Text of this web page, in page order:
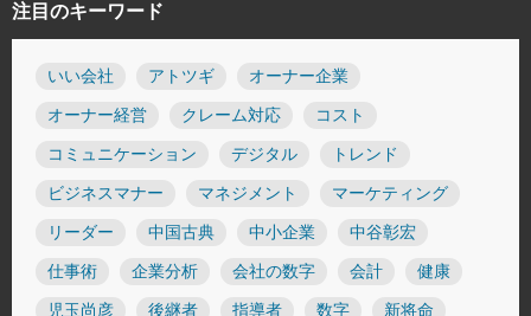
注目のキーワード
いい会社 アトツギ オーナー企業
オーナー経営 クレーム対応 コスト
コミュニケーション デジタル トレンド
ビジネスマナー マネジメント マーケティング
リーダー 中国古典 中小企業 中谷彰宏
仕事術 企業分析 会社の数字 会計 健康
児玉尚彦 後継者 指導者 数字 新将命